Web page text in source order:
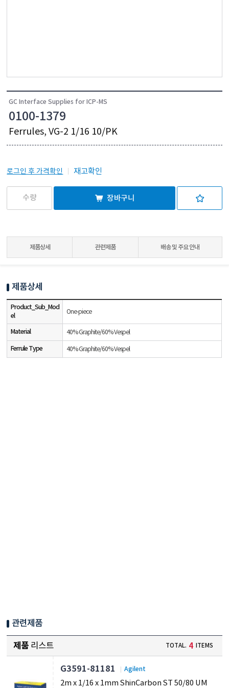
GC Interface Supplies for ICP-MS
0100-1379
Ferrules, VG-2 1/16 10/PK
로그인 후 가격확인 재고확인
장바구니
제품상세 관련제품 배송 및 주요 안내
제품상세
Product_Sub_Mod
el
One-piece
Material 40% Graphite/60% Vespel
Ferrule Type 40% Graphite/60% Vespel
관련제품
제품 리스트 TOTAL. 4 ITEMS
G3591-81181 Agilent
2m x 1/16 x 1mm ShinCarbon ST 50/80 UM